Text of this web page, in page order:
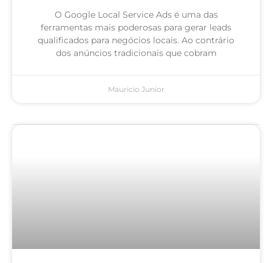
O Google Local Service Ads é uma das
ferramentas mais poderosas para gerar leads
qualificados para negócios locais. Ao contrário
dos anúncios tradicionais que cobram
Mauricio Junior